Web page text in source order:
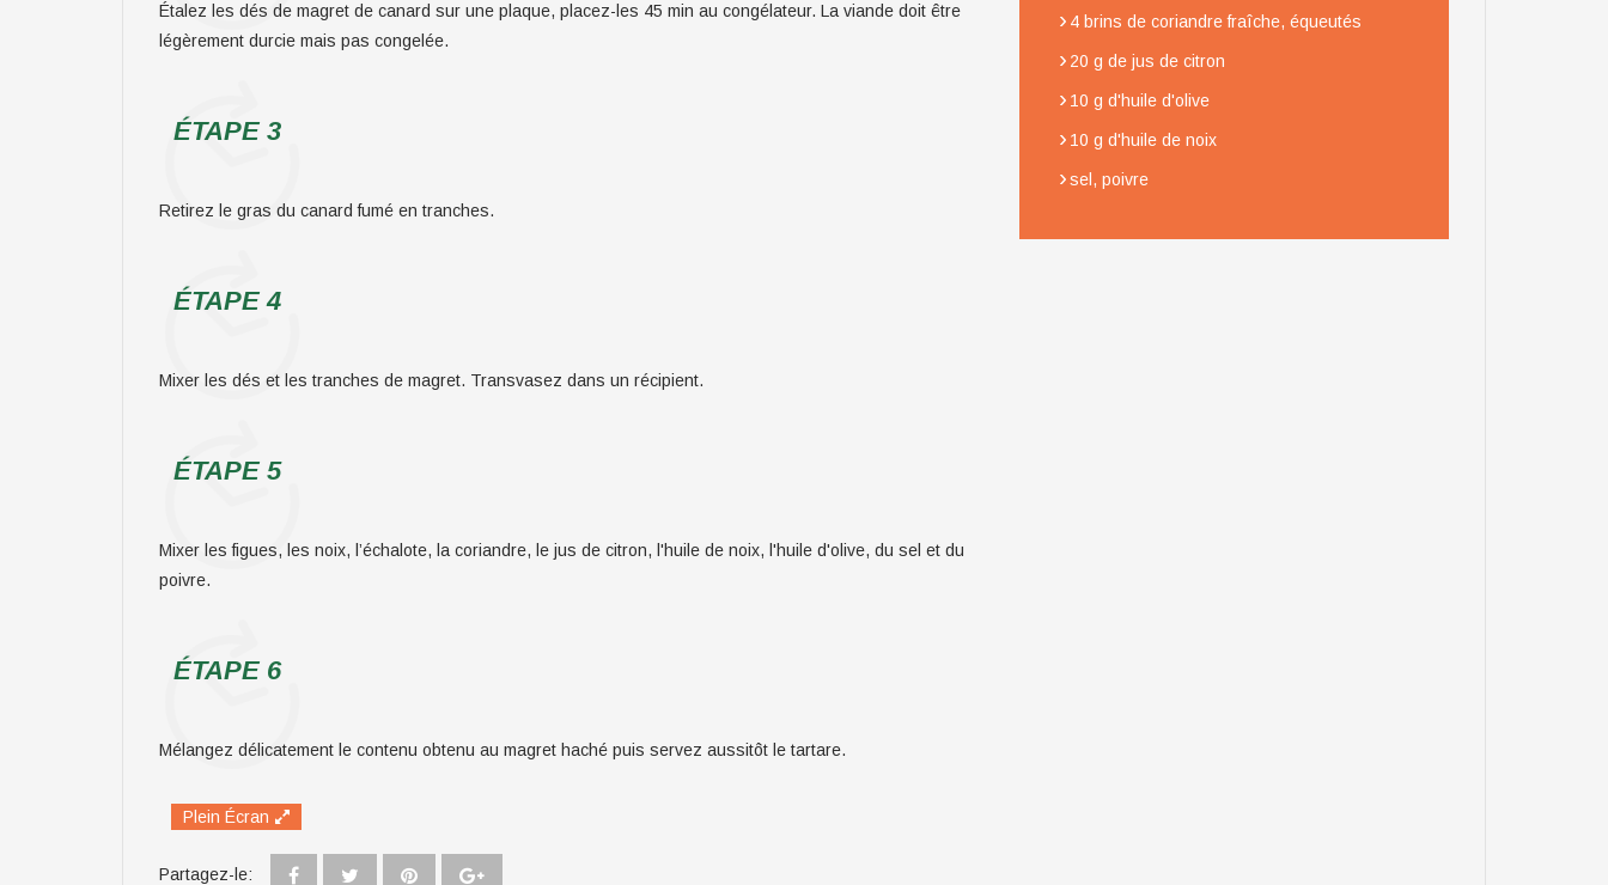
Étalez les dés de magret de canard sur une plaque, placez-les 45 min au congélateur. La viande doit être
légèrement durcie mais pas congelée.
ÉTAPE 3
Retirez le gras du canard fumé en tranches.
ÉTAPE 4
Mixer les dés et les tranches de magret. Transvasez dans un récipient.
ÉTAPE 5
Mixer les figues, les noix, l’échalote, la coriandre, le jus de citron, l'huile de noix, l'huile d'olive, du sel et du
poivre.
ÉTAPE 6
Mélangez délicatement le contenu obtenu au magret haché puis servez aussitôt le tartare.
Plein Écran
Partagez-le:
› 4 brins de coriandre fraîche, équeutés
› 20 g de jus de citron
› 10 g d'huile d'olive
› 10 g d'huile de noix
›sel, poivre